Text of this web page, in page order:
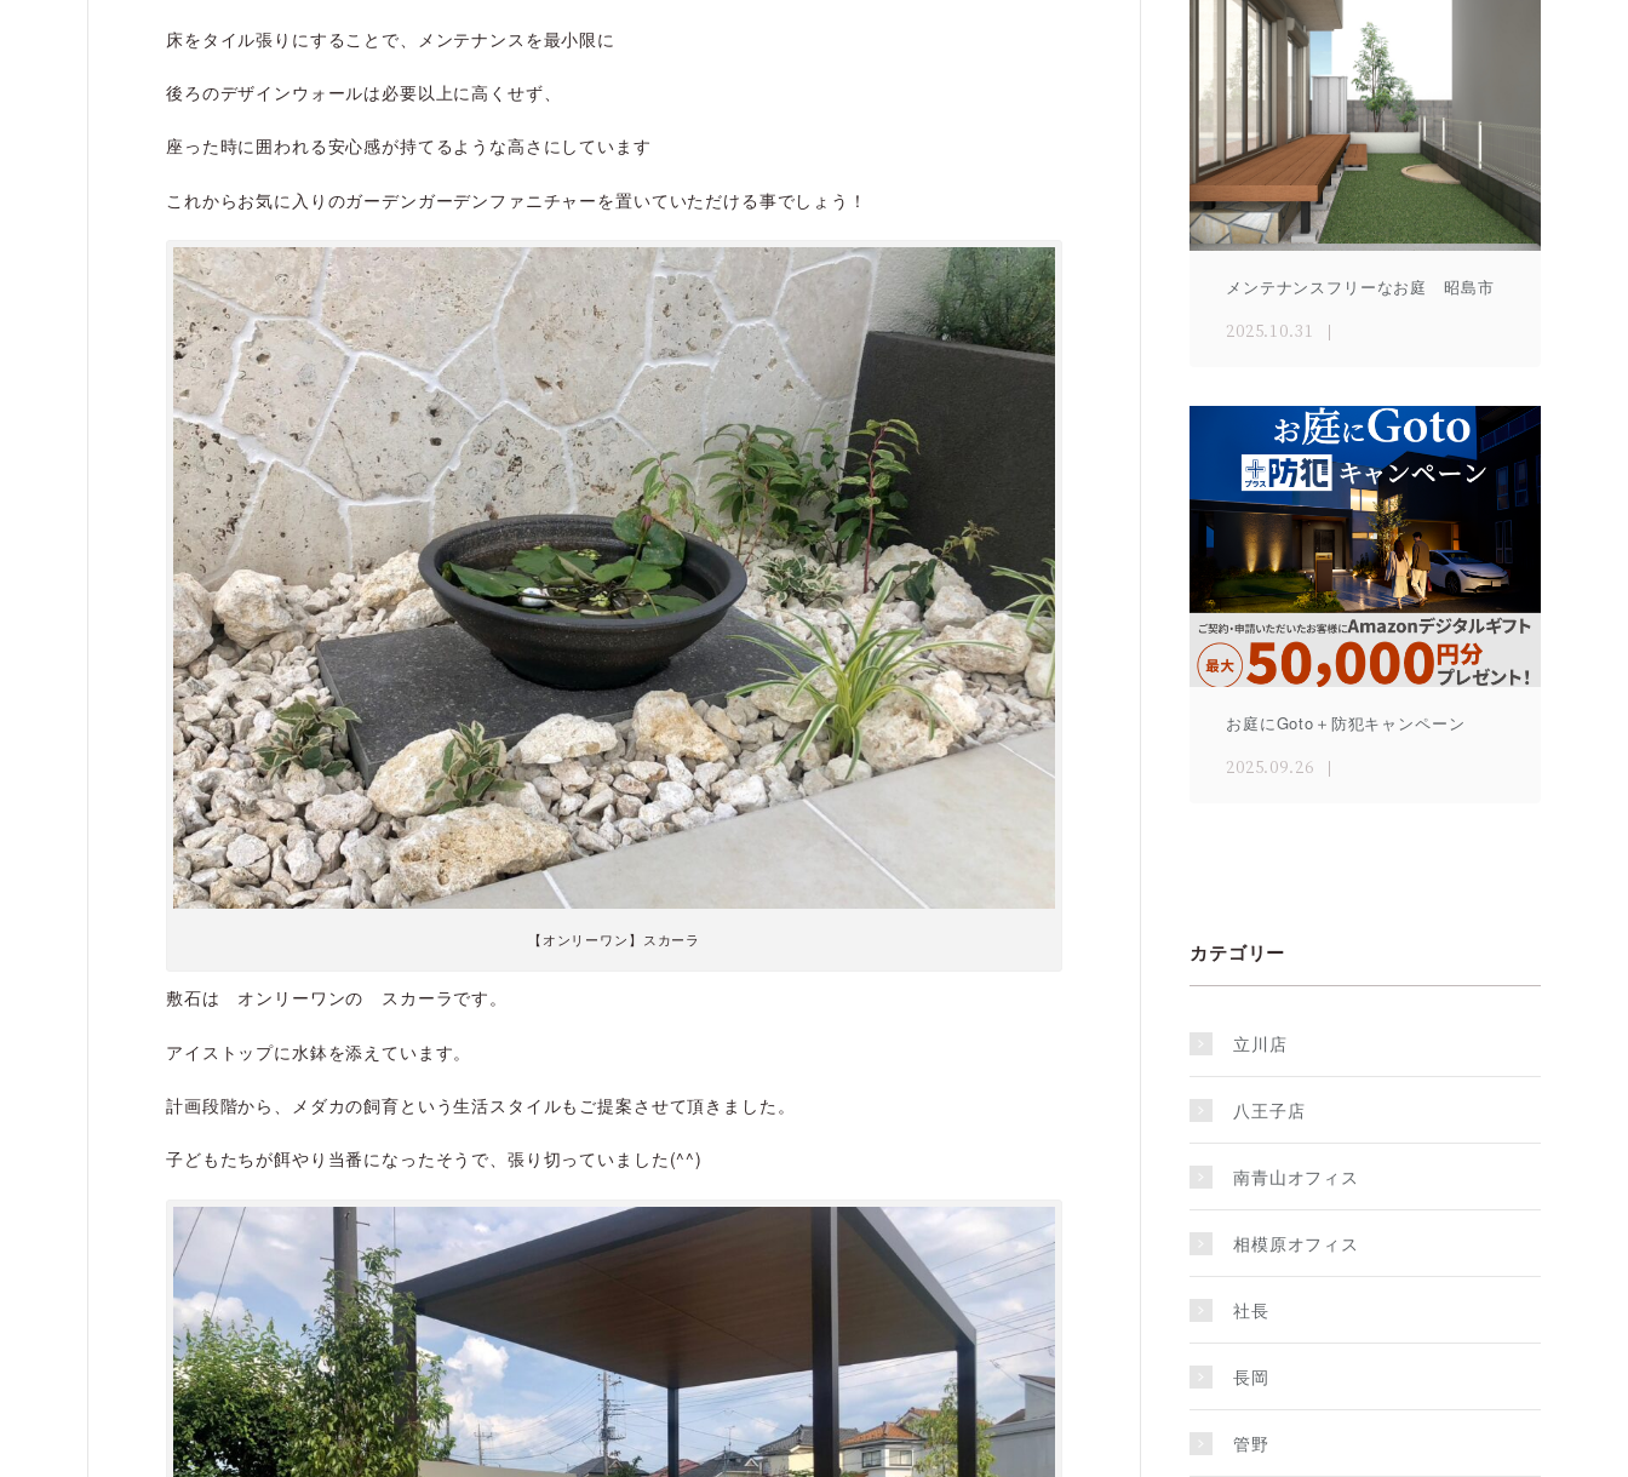
床をタイル張りにすることで、メンテナンスを最小限に
後ろのデザインウォールは必要以上に高くせず、
座った時に囲われる安心感が持てるような高さにしています
これからお気に入りのガーデンガーデンファニチャーを置いていただける事でしょう！
【オンリーワン】スカーラ
敷石は オンリーワンの スカーラです。
アイストップに水鉢を添えています。
計画段階から、メダカの飼育という生活スタイルもご提案させて頂きました。
子どもたちが餌やり当番になったそうで、張り切っていました(^^)
メンテナンスフリーなお庭 昭島市
2025.10.31
お庭にGoto＋防犯キャンペーン
2025.09.26
カテゴリー
立川店
八王子店
南青山オフィス
相模原オフィス
社長
長岡
管野